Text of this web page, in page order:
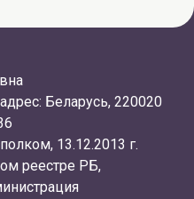
Беларусь, 220020
13.12.2013 г.
реестре РБ,